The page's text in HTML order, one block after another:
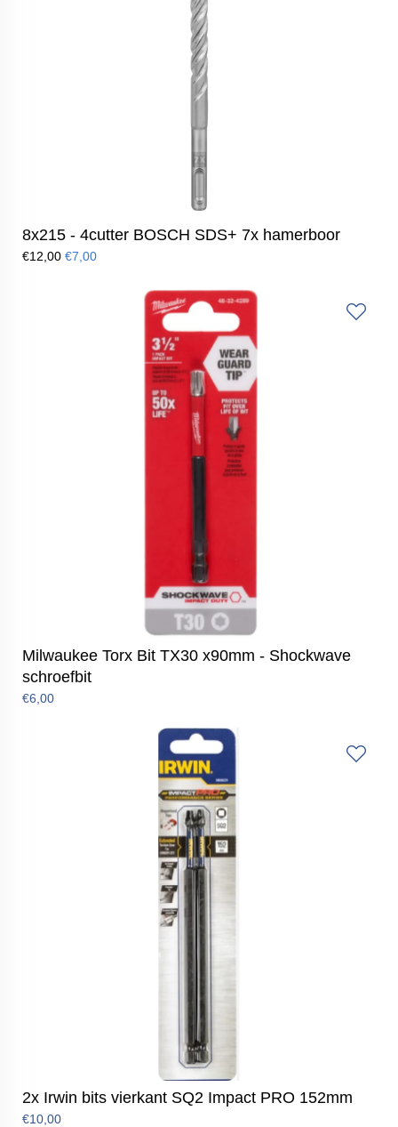
8x215 - 4cutter BOSCH SDS+ 7x hamerboor
€12,00 €7,00
Milwaukee Torx Bit TX30 x90mm - Shockwave
schroefbit
€6,00
2x Irwin bits vierkant SQ2 Impact PRO 152mm
€10,00